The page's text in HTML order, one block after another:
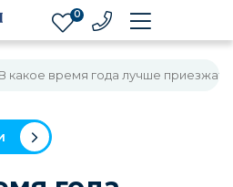
0
В какое время года лучше